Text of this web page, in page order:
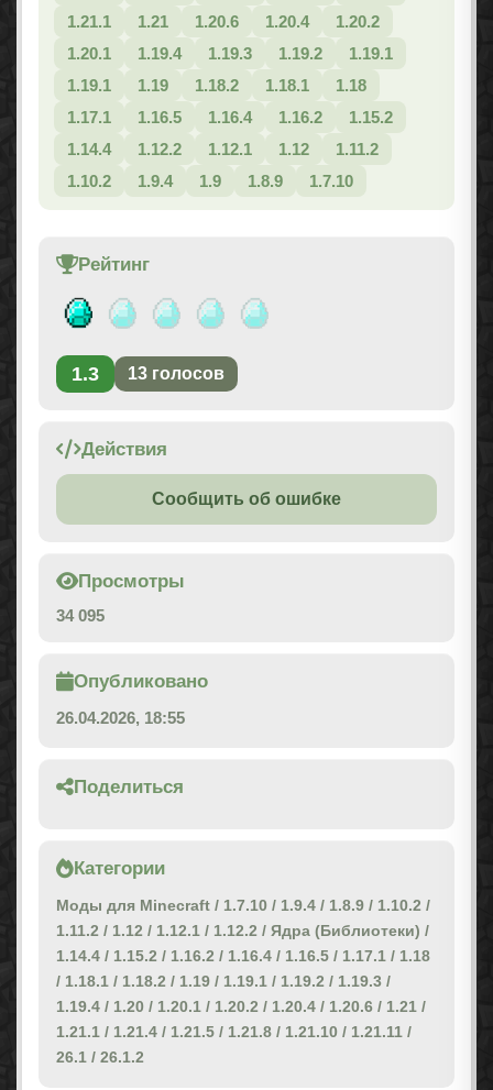
1.21.1
1.21 1.20.6 1.20.4
1.20.2
1.20.1
1.19.4 1.19.3 1.19.2
1.19.1
1.19.1
1.19 1.18.2 1.18.1
1.18
1.17.1
1.16.5 1.16.4 1.16.2
1.15.2
1.14.4
1.12.2 1.12.1 1.12
1.11.2
1.10.2
1.9.4 1.9 1.8.9 1.7.10
Рейтинг
1.3 13 голосов
Действия
Сообщить об ошибке
Просмотры
34 095
Опубликовано
26.04.2026, 18:55
Поделиться
Категории
Моды для Minecraft / 1.7.10 / 1.9.4 / 1.8.9 / 1.10.2 /
1.11.2 / 1.12 / 1.12.1 / 1.12.2 / Ядра (Библиотеки) /
1.14.4 / 1.15.2 / 1.16.2 / 1.16.4 / 1.16.5 / 1.17.1 / 1.18
/ 1.18.1 / 1.18.2 / 1.19 / 1.19.1 / 1.19.2 / 1.19.3 /
1.19.4 / 1.20 / 1.20.1 / 1.20.2 / 1.20.4 / 1.20.6 / 1.21 /
1.21.1 / 1.21.4 / 1.21.5 / 1.21.8 / 1.21.10 / 1.21.11 /
26.1 / 26.1.2